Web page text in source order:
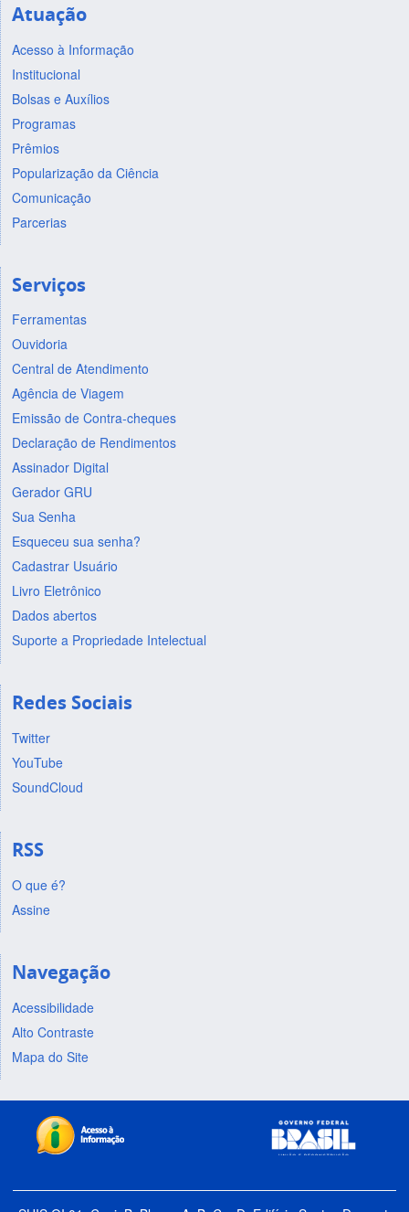
Atuação
Acesso à Informação
Institucional
Bolsas e Auxílios
Programas
Prêmios
Popularização da Ciência
Comunicação
Parcerias
Serviços
Ferramentas
Ouvidoria
Central de Atendimento
Agência de Viagem
Emissão de Contra-cheques
Declaração de Rendimentos
Assinador Digital
Gerador GRU
Sua Senha
Esqueceu sua senha?
Cadastrar Usuário
Livro Eletrônico
Dados abertos
Suporte a Propriedade Intelectual
Redes Sociais
Twitter
YouTube
SoundCloud
RSS
O que é?
Assine
Navegação
Acessibilidade
Alto Contraste
Mapa do Site